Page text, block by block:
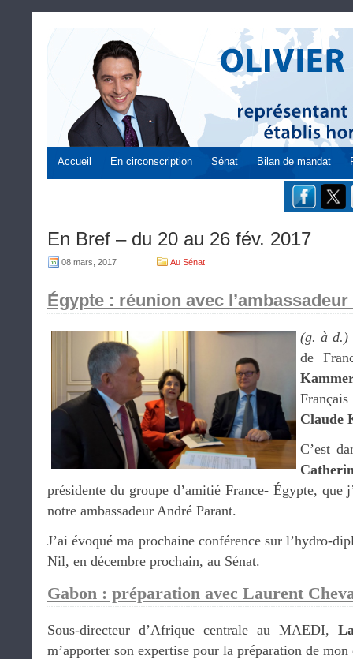
Accueil En circonscription Sénat Bilan de mandat
En Bref – du 20 au 26 fév. 2017
08 mars, 2017 Au Sénat
Égypte : réunion avec l’ambassadeur
(g. à d.)
de
Claude
C’est
présidente du groupe d’amitié France- Égypte, que
notre ambassadeur André Parant.
J’ai évoqué ma prochaine conférence sur l’hydro-
Nil, en décembre prochain, au Sénat.
Gabon : préparation avec Laurent
Sous-directeur d’Afrique centrale au MAEDI,
m’apporter son expertise pour la préparation de